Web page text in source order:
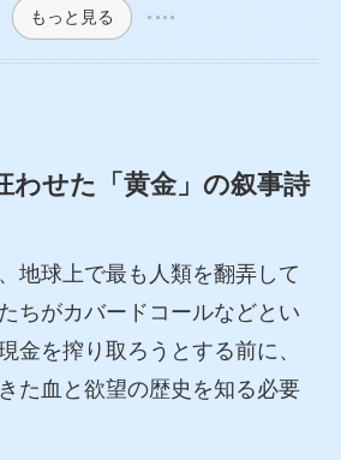
もっと見る
わせた「黄金」の叙事詩
地球上で最も人類を翻弄して
ちがカバードコールなどとい
金を搾り取ろうとする前に、
た血と欲望の歴史を知る必要